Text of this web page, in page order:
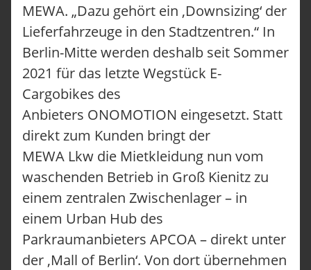
MEWA. „Dazu gehört ein ‚Downsizing‘ der
Lieferfahrzeuge in den Stadtzentren.“ In
Berlin-Mitte werden deshalb seit Sommer
2021 für das letzte Wegstück E-
Cargobikes des
Anbieters ONOMOTION eingesetzt. Statt
direkt zum Kunden bringt der
MEWA Lkw die Mietkleidung nun vom
waschenden Betrieb in Groß Kienitz zu
einem zentralen Zwischenlager – in
einem Urban Hub des
Parkraumanbieters APCOA – direkt unter
der ‚Mall of Berlin‘. Von dort übernehmen